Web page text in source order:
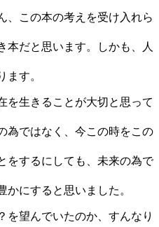
、この本の考えを受け入れら
本だと思います。しかも、人
ます。
を生きることが大切と思って
為ではなく、今この時をこの
をするにしても、未来の為で
にすると思いました。
を望んでいたのか、すんなり